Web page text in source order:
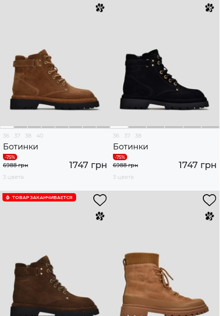
36 37 38 40
Ботинки
1747 грн
6988 грн
3 цвета
36 37 38
Ботинки
1747 грн
6988 грн
3 цвета
ТОВАР ЗАКАНЧИВАЕТСЯ